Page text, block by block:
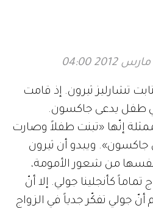
تشارليز ثيرون. إذ قامت
طفل يدعى جاكسون.
إنّها «تبنت طفلاً وصارت
جاكسون». ويبدو أن ثيرون
من شعور الأمومة،
كأنجلينا جولي. إلا أنّ
أنّ جولي تفكّر جدياً في الزواج